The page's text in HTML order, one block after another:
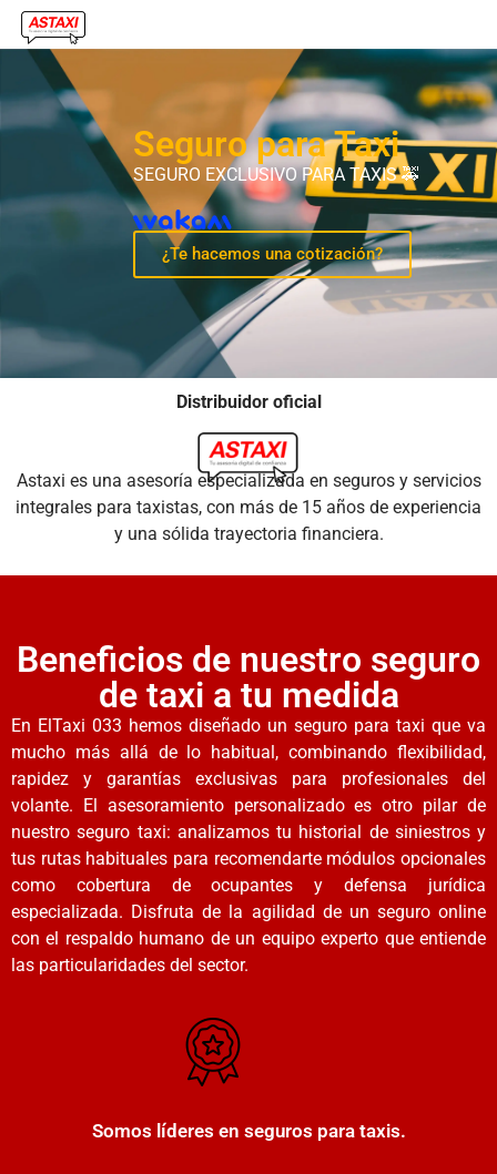
Seguro para Taxi
SEGURO EXCLUSIVO PARA TAXIS 🚕
¿Te hacemos una cotización?
Distribuidor oficial
Astaxi es una asesoría especializada en seguros y servicios
integrales para taxistas, con más de 15 años de experiencia
y una sólida trayectoria financiera.
Beneficios de nuestro seguro
de taxi a tu medida
En ElTaxi 033 hemos diseñado un seguro para taxi que va
mucho más allá de lo habitual, combinando flexibilidad,
rapidez y garantías exclusivas para profesionales del
volante. El asesoramiento personalizado es otro pilar de
nuestro seguro taxi: analizamos tu historial de siniestros y
tus rutas habituales para recomendarte módulos opcionales
como cobertura de ocupantes y defensa jurídica
especializada. Disfruta de la agilidad de un seguro online
con el respaldo humano de un equipo experto que entiende
las particularidades del sector.
Somos líderes en seguros para taxis.